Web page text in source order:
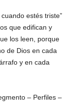
estés triste”
que edifican y
los leen, porque
de Dios en cada
y en cada
– Perfiles –